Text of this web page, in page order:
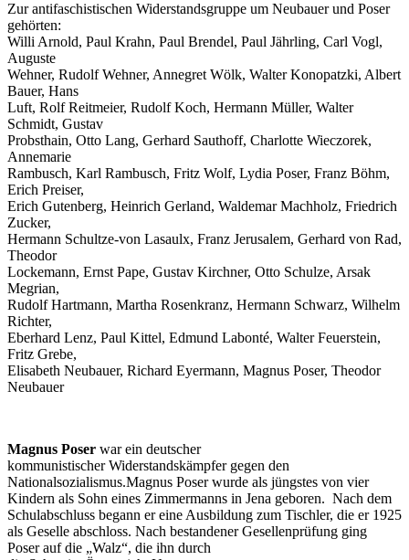
Zur antifaschistischen Widerstandsgruppe um Neubauer und Poser
gehörten:
Willi Arnold, Paul Krahn, Paul Brendel, Paul Jährling, Carl Vogl,
Auguste
Wehner, Rudolf Wehner, Annegret Wölk, Walter Konopatzki, Albert
Bauer, Hans
Luft, Rolf Reitmeier, Rudolf Koch, Hermann Müller, Walter
Schmidt, Gustav
Probsthain, Otto Lang, Gerhard Sauthoff, Charlotte Wieczorek,
Annemarie
Rambusch, Karl Rambusch, Fritz Wolf, Lydia Poser, Franz Böhm,
Erich Preiser,
Erich Gutenberg, Heinrich Gerland, Waldemar Machholz, Friedrich
Zucker,
Hermann Schultze-von Lasaulx, Franz Jerusalem, Gerhard von Rad,
Theodor
Lockemann, Ernst Pape, Gustav Kirchner, Otto Schulze, Arsak
Megrian,
Rudolf Hartmann, Martha Rosenkranz, Hermann Schwarz, Wilhelm
Richter,
Eberhard Lenz, Paul Kittel, Edmund Labonté, Walter Feuerstein,
Fritz Grebe,
Elisabeth Neubauer, Richard Eyermann, Magnus Poser, Theodor
Neubauer
Magnus Poser war ein deutscher
kommunistischer Widerstandskämpfer gegen den
Nationalsozialismus.Magnus Poser wurde als jüngstes von vier
Kindern als Sohn eines Zimmermanns in Jena geboren. Nach dem
Schulabschluss begann er eine Ausbildung zum Tischler, die er 1925
als Geselle abschloss. Nach bestandener Gesellenprüfung ging
Poser auf die „Walz“, die ihn durch